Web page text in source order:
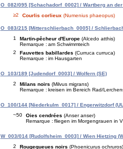
O_082/095 [Schachadorf_0002] / Wartberg an
≥2
Courlis corlieux (Numenius phaeopus)
O_083/215 [Mitterschlierbach_0005] /
1
Martin-pêcheur d'Europe (Alcedo atthis)
Remarque : am Schwimmteich
2
Fauvettes babillardes (Curruca curruca)
Remarque : im Hausgarten
O_103/189 [Judendorf_0003] / Wolfern (SE)
2
Milans noirs (Milvus migrans)
Remarque : kreisen im Bereich Rad/
O_100/144 [Niederkulm_0017] / Engerwitzdorf
~50
Oies cendrées (Anser anser)
Remarque : fliegen im Morgengrauen in
W_003/014 [Rudolfsheim_0003] / Wien Hietzing
2
Rougequeues noirs (Phoenicurus ochruros)